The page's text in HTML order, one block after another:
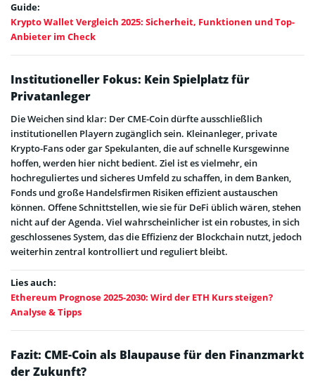
Guide:
Krypto Wallet Vergleich 2025: Sicherheit, Funktionen und Top-
Anbieter im Check
Institutioneller Fokus: Kein Spielplatz für
Privatanleger
Die Weichen sind klar: Der CME-Coin dürfte ausschließlich
institutionellen Playern zugänglich sein. Kleinanleger, private
Krypto-Fans oder gar Spekulanten, die auf schnelle Kursgewinne
hoffen, werden hier nicht bedient. Ziel ist es vielmehr, ein
hochreguliertes und sicheres Umfeld zu schaffen, in dem Banken,
Fonds und große Handelsfirmen Risiken effizient austauschen
können. Offene Schnittstellen, wie sie für DeFi üblich wären, stehen
nicht auf der Agenda. Viel wahrscheinlicher ist ein robustes, in sich
geschlossenes System, das die Effizienz der Blockchain nutzt, jedoch
weiterhin zentral kontrolliert und reguliert bleibt.
Lies auch:
Ethereum Prognose 2025-2030: Wird der ETH Kurs steigen?
Analyse & Tipps
Fazit: CME-Coin als Blaupause für den Finanzmarkt
der Zukunft?